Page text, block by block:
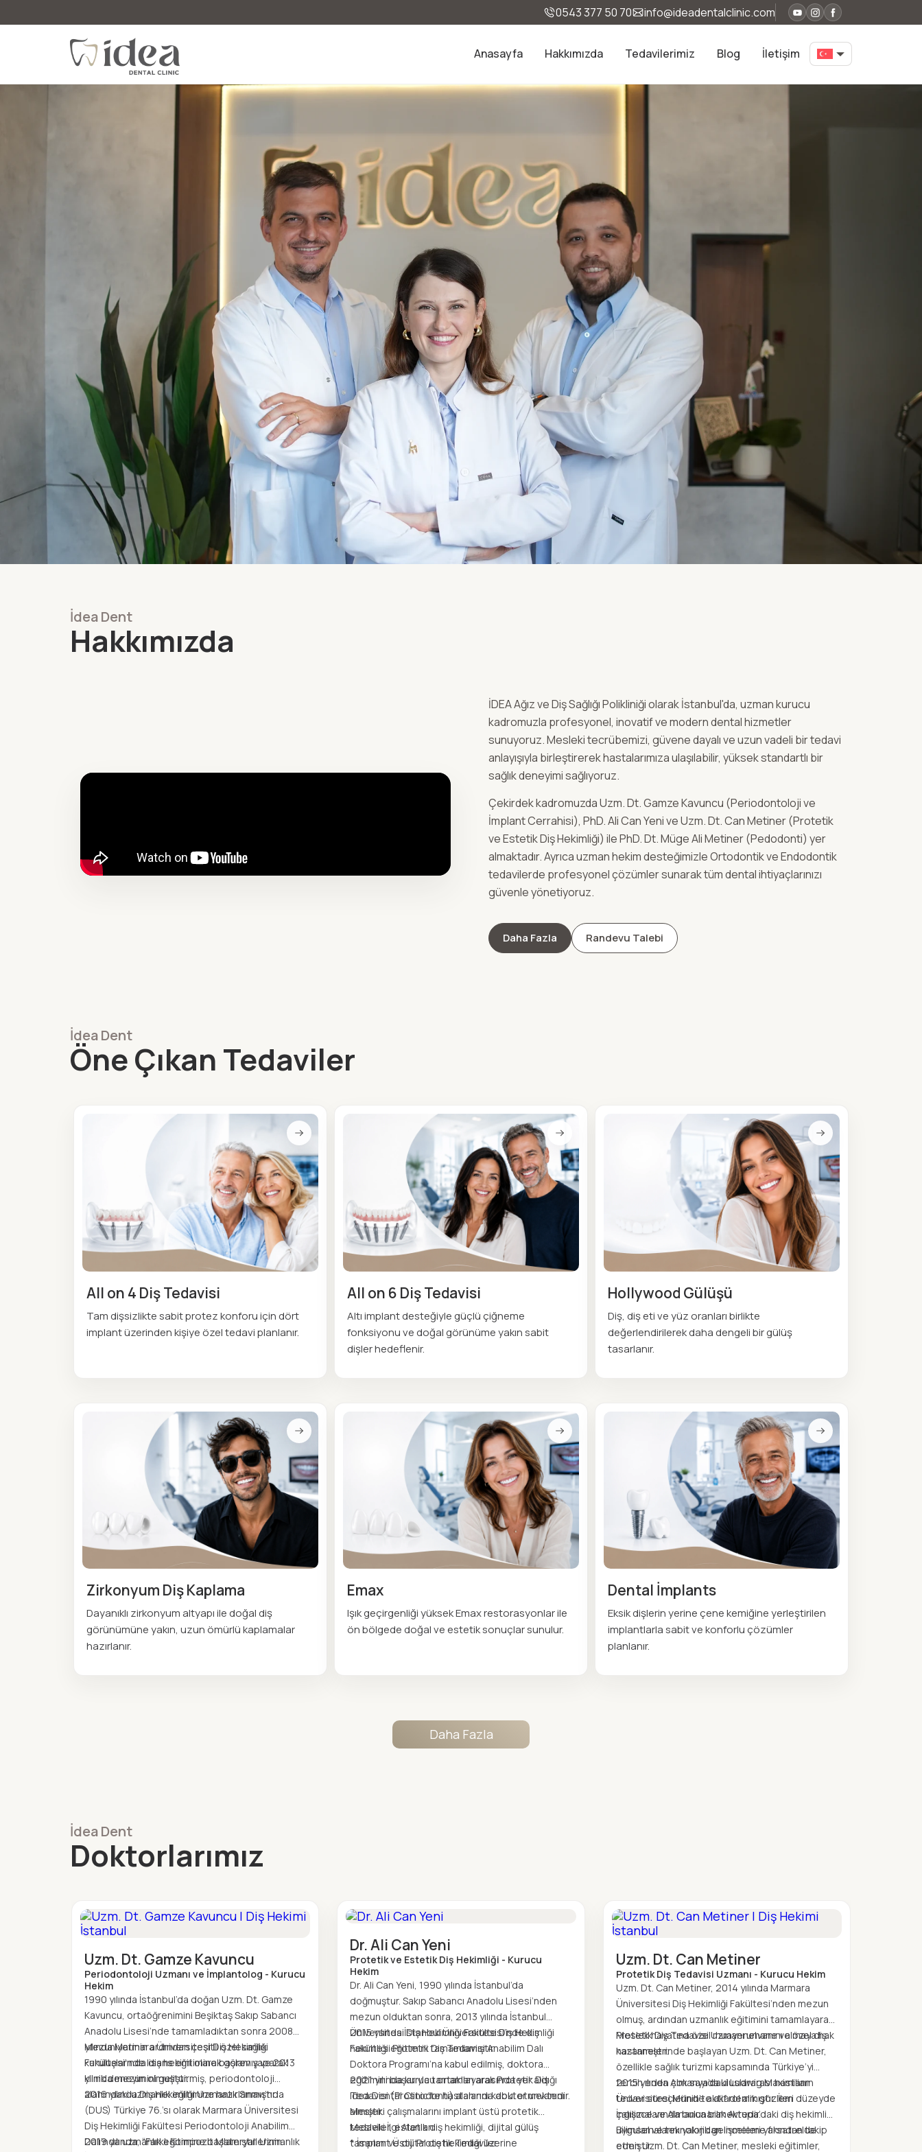
0543 377 50 70 info@ideadentalclinic.com
Anasayfa Hakkımızda Tedavilerimiz Blog İletişim
İdea Dent
Hakkımızda
İDEA Ağız ve Diş Sağlığı Polikliniği olarak İstanbul'da, uzman kurucu
kadromuzla profesyonel, inovatif ve modern dental hizmetler
sunuyoruz. Mesleki tecrübemizi, güvene dayalı ve uzun vadeli bir tedavi
anlayışıyla birleştirerek hastalarımıza ulaşılabilir, yüksek standartlı bir
sağlık deneyimi sağlıyoruz.
Çekirdek kadromuzda Uzm. Dt. Gamze Kavuncu (Periodontoloji ve
İmplant Cerrahisi), PhD. Ali Can Yeni ve Uzm. Dt. Can Metiner (Protetik
ve Estetik Diş Hekimliği) ile PhD. Dt. Müge Ali Metiner (Pedodonti) yer
almaktadır. Ayrıca uzman hekim desteğimizle Ortodontik ve Endodontik
tedavilerde profesyonel çözümler sunarak tüm dental ihtiyaçlarınızı
güvenle yönetiyoruz.
Daha Fazla Randevu Talebi
İdea Dent
Öne Çıkan Tedaviler
All on 4 Diş Tedavisi
Tam dişsizlikte sabit protez konforu için dört
implant üzerinden kişiye özel tedavi planlanır.
All on 6 Diş Tedavisi
Altı implant desteğiyle güçlü çiğneme
fonksiyonu ve doğal görünüme yakın sabit
dişler hedeflenir.
Hollywood Gülüşü
Diş, diş eti ve yüz oranları birlikte
değerlendirilerek daha dengeli bir gülüş
tasarlanır.
Zirkonyum Diş Kaplama
Dayanıklı zirkonyum altyapı ile doğal diş
görünümüne yakın, uzun ömürlü kaplamalar
hazırlanır.
Emax
Işık geçirgenliği yüksek Emax restorasyonlar ile
ön bölgede doğal ve estetik sonuçlar sunulur.
Dental İmplants
Eksik dişlerin yerine çene kemiğine yerleştirilen
implantlarla sabit ve konforlu çözümler
planlanır.
Daha Fazla
İdea Dent
Doktorlarımız
Uzm. Dt. Gamze Kavuncu
Periodontoloji Uzmanı ve İmplantolog - Kurucu
Hekim
1990 yılında İstanbul’da doğan Uzm. Dt. Gamze
Kavuncu, ortaöğrenimini Beşiktaş Sakıp Sabancı
Anadolu Lisesi’nde tamamladıktan sonra 2008
yılında Marmara Üniversitesi Diş Hekimliği
Fakültesi’nde lisans eğitimine başlamış ve 2013
yılında mezun olmuştur.
Mezuniyetinin ardından çeşitli özel sağlık
kuruluşlarında diş hekimi olarak görev yaparak
klinik deneyimini geliştirmiş, periodontoloji
alanındaki uzmanlık eğitimine hazırlanmıştır.
2016 yılında Diş Hekimliği Uzmanlık Sınavı’nda
(DUS) Türkiye 76.’sı olarak Marmara Üniversitesi
Diş Hekimliği Fakültesi Periodontoloji Anabilim
Dalı’nda uzmanlık eğitimine başlamıştır. Uzmanlık
2019 yılında, “Farklı Kompozit Materyallerinin
Dr. Ali Can Yeni
Protetik ve Estetik Diş Hekimliği - Kurucu
Hekim
Dr. Ali Can Yeni, 1990 yılında İstanbul’da
doğmuştur. Sakıp Sabancı Anadolu Lisesi’nden
mezun olduktan sonra, 2013 yılında İstanbul
Üniversitesi Diş Hekimliği Fakültesi’nde diş
hekimliği eğitimini tamamlamıştır.
2015 yılında İstanbul Üniversitesi Diş Hekimliği
Fakültesi Protetik Diş Tedavisi Anabilim Dalı
Doktora Programı’na kabul edilmiş, doktora
eğitimini başarıyla tamamlayarak Protetik Diş
Tedavisi (Prostodonti) alanında doktor unvanını
almıştır.
2021 yılında kurucu ortakları arasında yer aldığı
Idea Dental Clinic’te hastalarını kabul etmektedir.
Mesleki çalışmalarını implant üstü protetik
tedaviler, estetik diş hekimliği, dijital gülüş
tasarımı ve dijital diş hekimliği üzerine
Mesleki İlgi Alanları
* İmplant Üstü Protetik Tedaviler
Uzm. Dt. Can Metiner
Protetik Diş Tedavisi Uzmanı - Kurucu Hekim
Uzm. Dt. Can Metiner, 2014 yılında Marmara
Üniversitesi Diş Hekimliği Fakültesi’nden mezun
olmuş, ardından uzmanlık eğitimini tamamlayarak
Protetik Diş Tedavisi Uzmanı unvanını almaya hak
kazanmıştır.
Meslek hayatına özel muayenehane ve özel diş
hastanelerinde başlayan Uzm. Dt. Can Metiner,
özellikle sağlık turizmi kapsamında Türkiye’yi
tercih eden çok sayıda uluslararası hastanın
tedavi süreçlerinde aktif rol almıştır. İleri düzeyde
İngilizce ve Almanca bilmektedir.
2015 yılında Almanya’daki Ludwig Maximilian
Üniversitesi Münih’te akademik gözlem
çalışmalarında bulunarak Avrupa’daki diş hekimliği
uygulamalarını yakından inceleme fırsatı elde
etmiştir.
Bilimsel ve teknolojik gelişmeleri yakından takip
eden Uzm. Dt. Can Metiner, mesleki eğitimler,